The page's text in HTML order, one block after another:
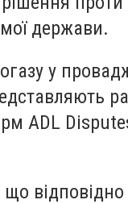
держави.
у
ADL
що